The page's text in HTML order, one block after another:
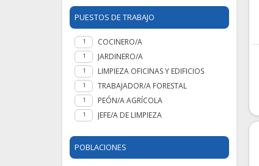
PUESTOS DE TRABAJO
1 COCINERO/A
1 JARDINERO/A
1 LIMPIEZA OFICINAS Y EDIFICIOS
1 TRABAJADOR/A FORESTAL
1 PEÓN/A AGRÍCOLA
1 JEFE/A DE LIMPIEZA
POBLACIONES